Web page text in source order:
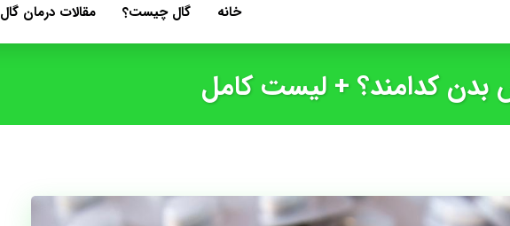
خانه گال چیست؟ مقالات درمان گال
بدن کدامند؟ + لیست کامل